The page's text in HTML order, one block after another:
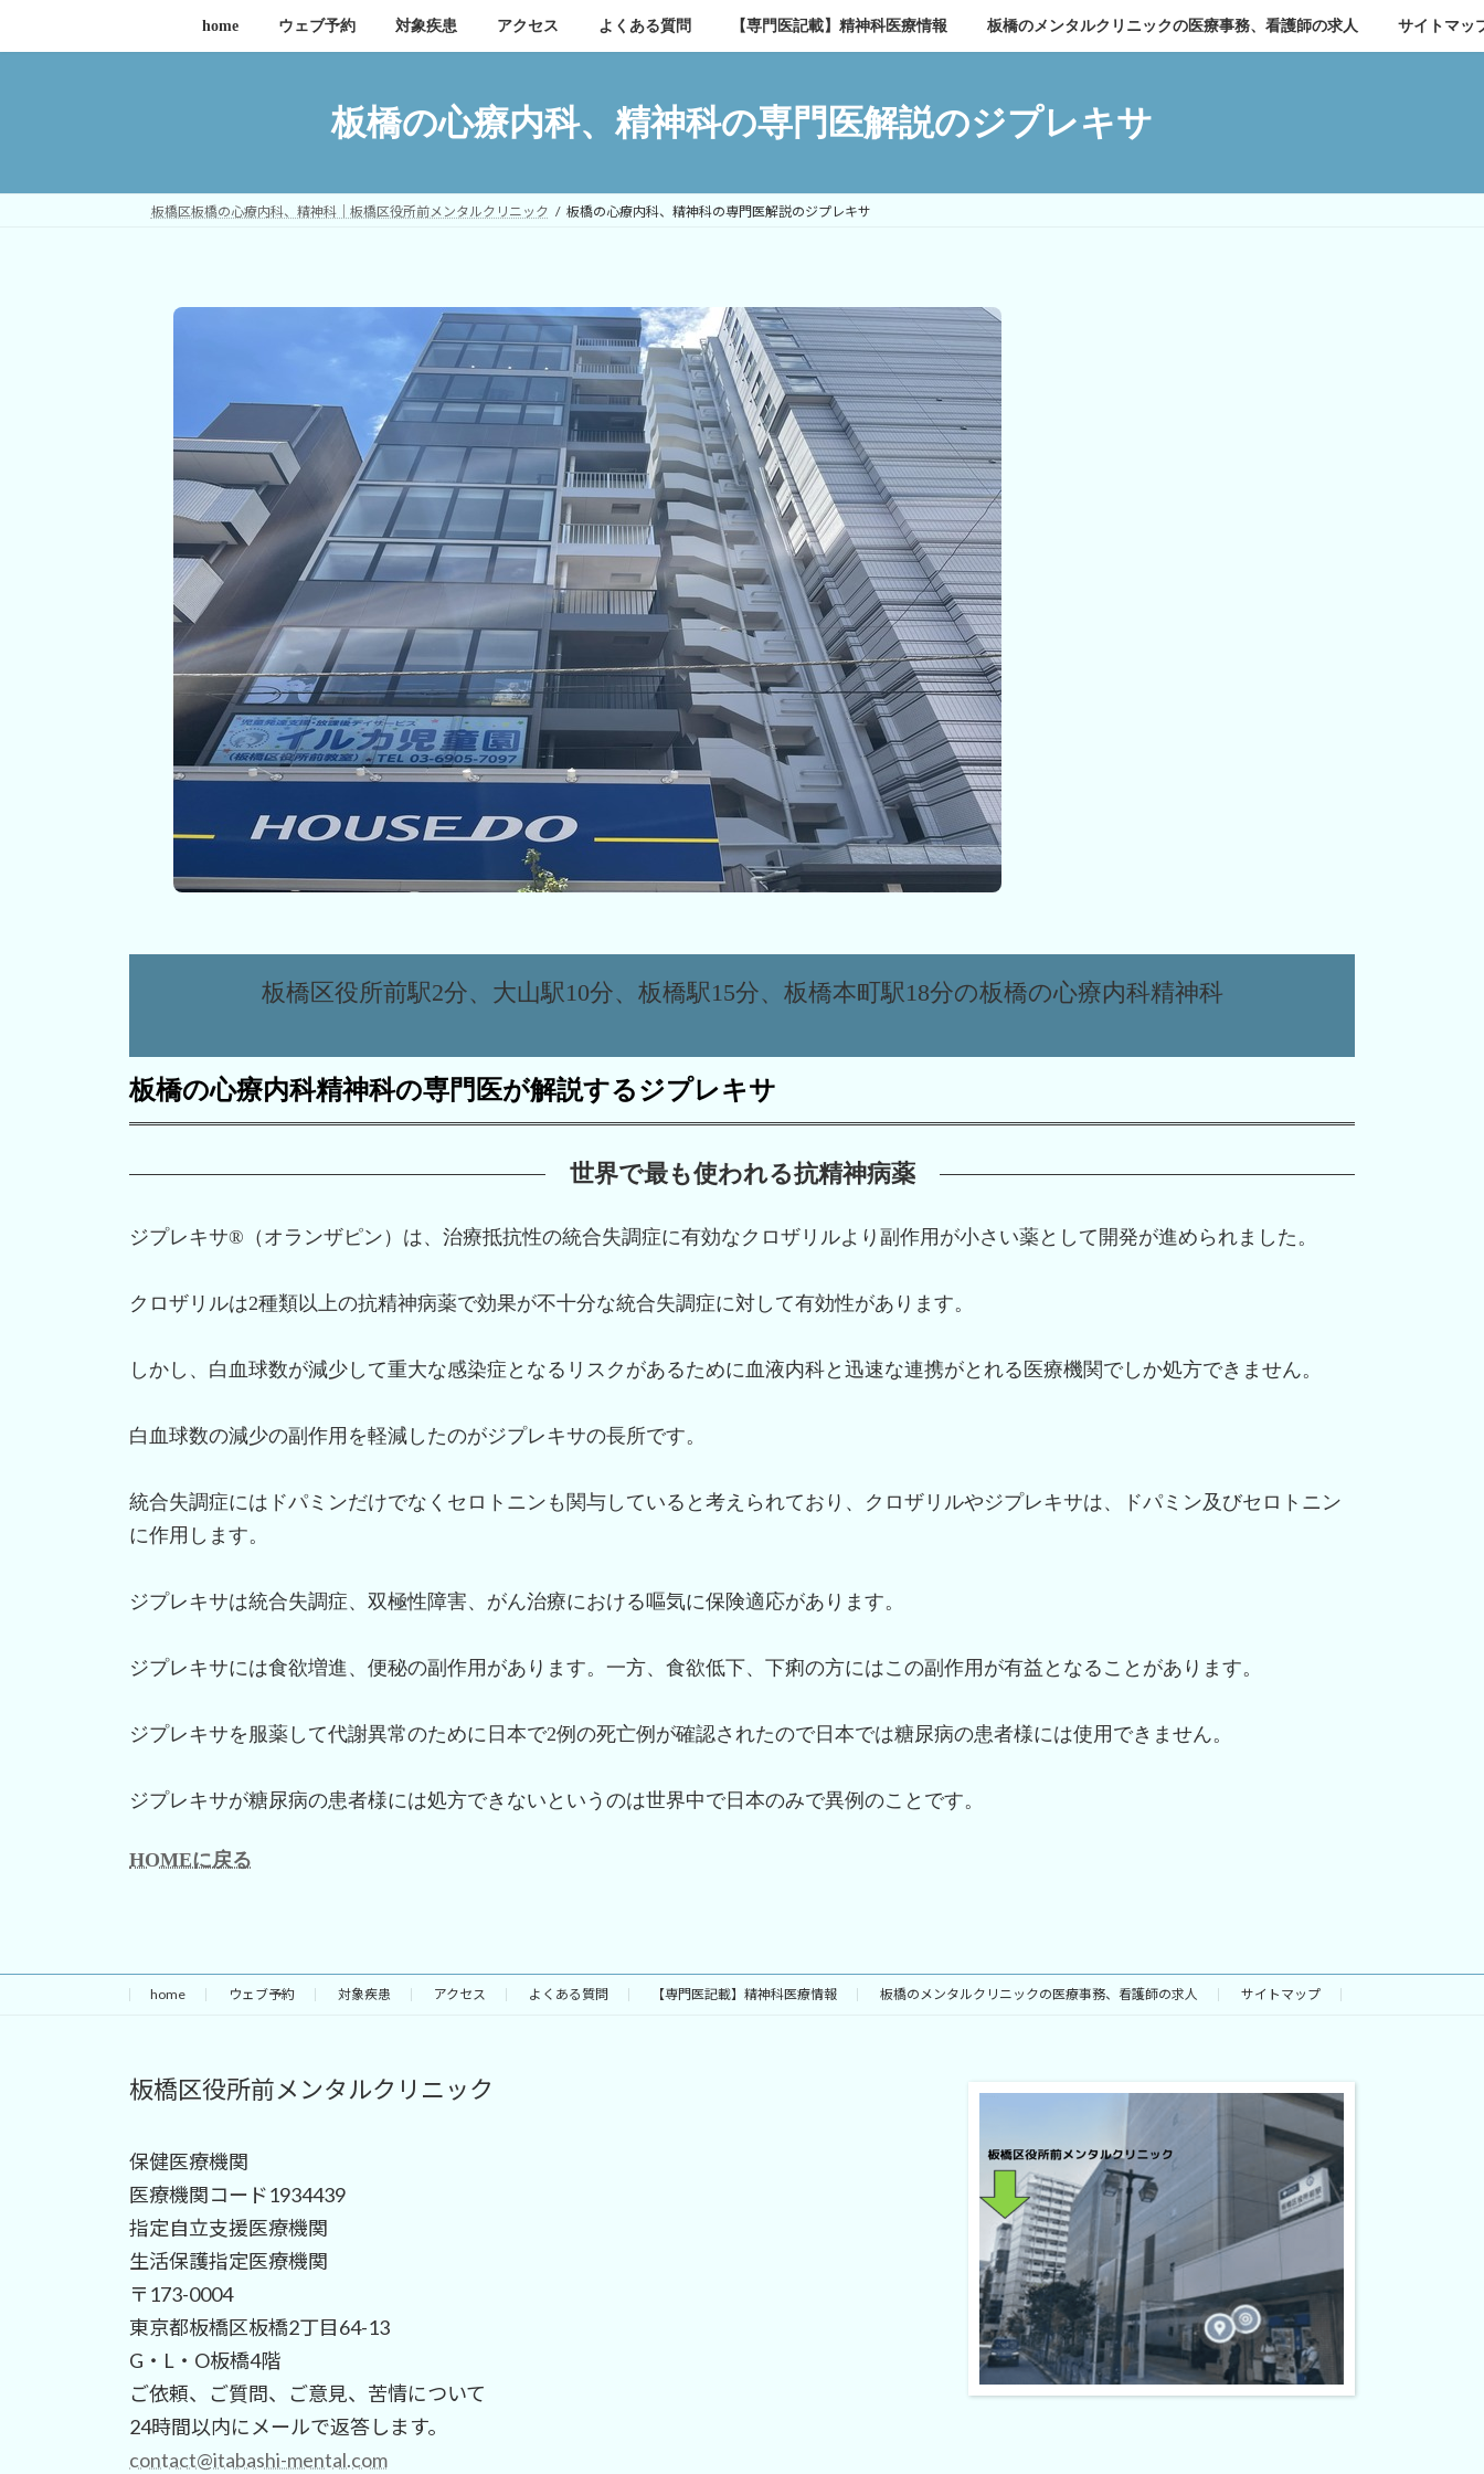
キ
に
home ウェブ予約 対象疾患 アクセス よくある質問 【専門医記載】精神科医療情報 板橋のメンタルクリニックの医療事務、看護師の求人 サイトマッ
板橋の心療内科、精神科の専門医解説のジプレキサ
板橋区板橋の心療内科、精神科｜板橋区役所前メンタルクリニック 板橋の心療内科、精神科の専門医解説のジプレキサ
板橋区役所前駅2分、大山駅10分、板橋駅15分、板橋本町駅18分の板橋の心療内科精神科
板橋の心療内科精神科の専門医が解説するジプレキサ
世界で最も使われる抗精神病薬
ジプレキサ®（オランザピン）は、治療抵抗性の統合失調症に有効なクロザリルより副作用が小さい薬として開発が進められました。
クロザリルは2種類以上の抗精神病薬で効果が不十分な統合失調症に対して有効性があります。
しかし、白血球数が減少して重大な感染症となるリスクがあるために血液内科と迅速な連携がとれる医療機関でしか処方できません。
白血球数の減少の副作用を軽減したのがジプレキサの長所です。
統合失調症にはドパミンだけでなくセロトニンも関与していると考えられており、クロザリルやジプレキサは、ドパミン及びセロトニン
に作用します。
ジプレキサは統合失調症、双極性障害、がん治療における嘔気に保険適応があります。
ジプレキサには食欲増進、便秘の副作用があります。一方、食欲低下、下痢の方にはこの副作用が有益となることがあります。
ジプレキサを服薬して代謝異常のために日本で2例の死亡例が確認されたので日本では糖尿病の患者様には使用できません。
ジプレキサが糖尿病の患者様には処方できないというのは世界中で日本のみで異例のことです。
HOMEに戻る
home ウェブ予約 対象疾患 アクセス よくある質問 【専門医記載】精神科医療情報 板橋のメンタルクリニックの医療事務、看護師の求人 サイトマップ
板橋区役所前メンタルクリニック
保健医療機関
医療機関コード1934439
指定自立支援医療機関
生活保護指定医療機関
〒173-0004
東京都板橋区板橋2丁目64-13
G・L・O板橋4階
ご依頼、ご質問、ご意見、苦情について
24時間以内にメールで返答します。
contact@itabashi-mental.com